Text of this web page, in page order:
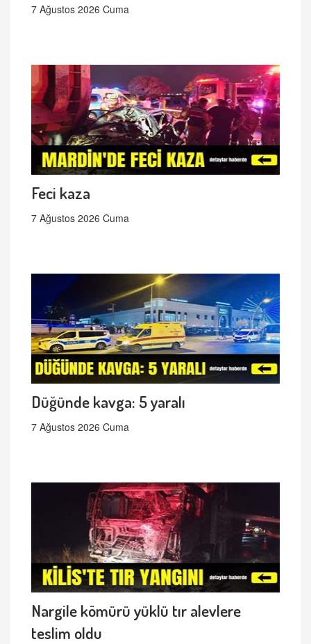
7 Ağustos 2026 Cuma
Feci kaza
7 Ağustos 2026 Cuma
Düğünde kavga: 5 yaralı
7 Ağustos 2026 Cuma
Nargile kömürü yüklü tır alevlere
teslim oldu